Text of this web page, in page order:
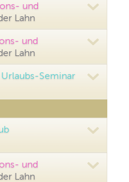
und
Lahn
und
Lahn
Seminar
und
Lahn